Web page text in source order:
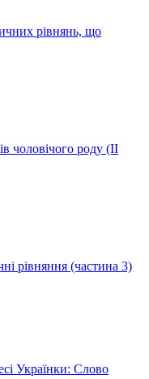
рівнянь, що
чоловічого роду (ІІ
рівняння (частина 3)
Українки: Слово